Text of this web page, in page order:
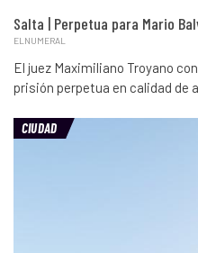
Salta | Perpetua para Mario
ELNUMERAL
El juez Maximiliano Troyano
prisión perpetua en calidad de
CIUDAD